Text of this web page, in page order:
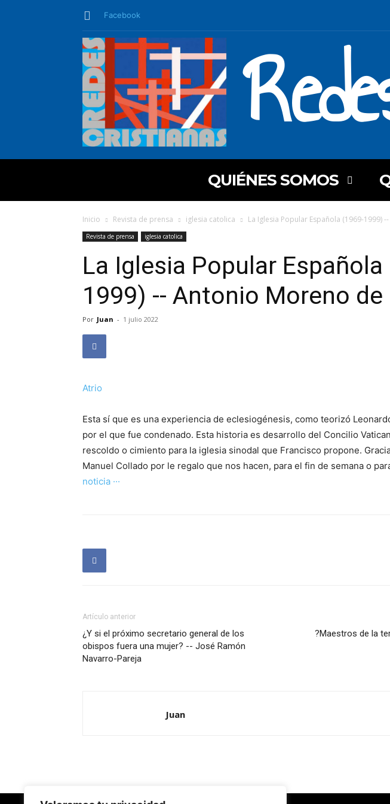
Facebook
QUIÉNES SOMOS
Inicio Revista de prensa iglesia catolica La Iglesia Popular Española (1969-1999)
Revista de prensa iglesia catolica
La Iglesia Popular Española
1999) -- Antonio Moreno de
Por Juan - 1 julio 2022
Atrio
Esta sí que es una experiencia de eclesiogénesis, como teorizó
por el que fue condenado. Esta historia es desarrollo del Concilio
rescoldo o cimiento para la iglesia sinodal que Francisco propone.
Manuel Collado por le regalo que nos hacen, para el fin de semana o
noticia ···
Artículo anterior
¿Y si el próximo secretario general de los
obispos fuera una mujer? -- José Ramón
Navarro-Pareja
?Maestros de la
Juan